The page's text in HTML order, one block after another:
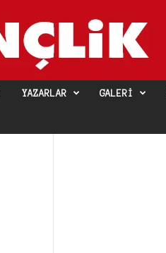
YAZARLAR GALERI